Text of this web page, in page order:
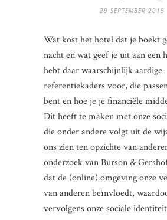
29 SEPTEMBER 2015
Wat kost het hotel dat je boekt
nacht en wat geef je uit aan een
hebt daar waarschijnlijk aardige
referentiekaders voor, die
bent en hoe je je financiële
Dit heeft te maken met onze
die onder andere volgt uit de
ons zien ten opzichte van
onderzoek van Burson &
dat de (online) omgeving onze
van anderen beïnvloedt,
vervolgens onze sociale